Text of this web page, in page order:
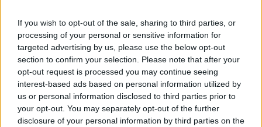
If you wish to opt-out of the sale, sharing to third parties, or
processing of your personal or sensitive information for
targeted advertising by us, please use the below opt-out
section to confirm your selection. Please note that after your
opt-out request is processed you may continue seeing
interest-based ads based on personal information utilized by
us or personal information disclosed to third parties prior to
your opt-out. You may separately opt-out of the further
disclosure of your personal information by third parties on the
NEWS
Ιωάννα Τούνη: Στις Μαλδίβες για τα γενέθλια της με
τον Πάρη, τον σύντροφο της και τους φίλους της
(video)